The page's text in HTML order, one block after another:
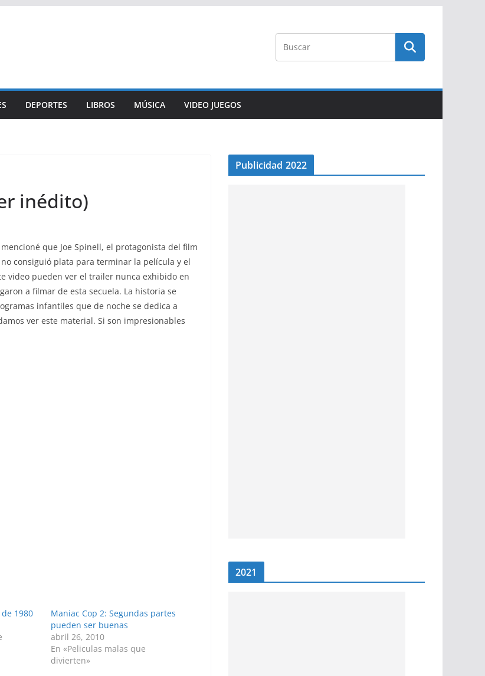
DEPORTES LIBROS MÚSICA VIDEO JUEGOS
inédito)
que Joe Spinell, el protagonista del film
consiguió plata para terminar la película y el
video pueden ver el trailer nunca exhibido en
a filmar de esta secuela. La historia se
infantiles que de noche se dedica a
ver este material. Si son impresionables
1980
Maniac Cop 2: Segundas partes
pueden ser buenas
abril 26, 2010
En «Peliculas malas que
divierten»
Publicidad 2022
2021